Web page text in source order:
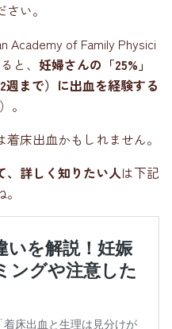
い。
Academy of Family Physici
と、 妊婦さんの「25%」
週まで）に出血を経験する
。
床出血かもしれません。
、詳しく知りたい人は下記